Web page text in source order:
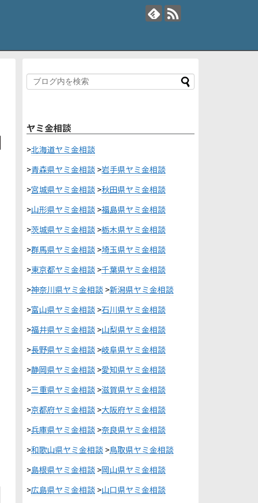
ヤミ金相談
>北海道ヤミ金相談
>青森県ヤミ金相談 >岩手県ヤミ金相談
>宮城県ヤミ金相談 >秋田県ヤミ金相談
>山形県ヤミ金相談 >福島県ヤミ金相談
>茨城県ヤミ金相談 >栃木県ヤミ金相談
>群馬県ヤミ金相談 >埼玉県ヤミ金相談
>東京都ヤミ金相談 >千葉県ヤミ金相談
>神奈川県ヤミ金相談 >新潟県ヤミ金相談
>富山県ヤミ金相談 >石川県ヤミ金相談
>福井県ヤミ金相談 >山梨県ヤミ金相談
>長野県ヤミ金相談 >岐阜県ヤミ金相談
>静岡県ヤミ金相談 >愛知県ヤミ金相談
>三重県ヤミ金相談 >滋賀県ヤミ金相談
>京都府ヤミ金相談 >大阪府ヤミ金相談
>兵庫県ヤミ金相談 >奈良県ヤミ金相談
>和歌山県ヤミ金相談 >鳥取県ヤミ金相談
>島根県ヤミ金相談 >岡山県ヤミ金相談
>広島県ヤミ金相談 >山口県ヤミ金相談